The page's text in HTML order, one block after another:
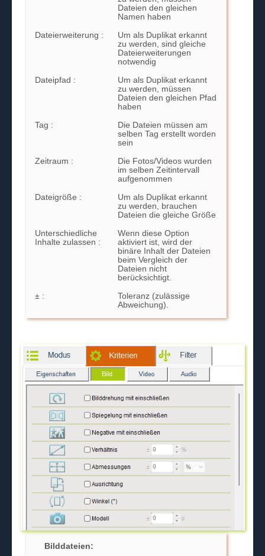
Dateien den gleichen
Namen haben
Dateierweiterung :
Um als Duplikat erkannt
zu werden, sind gleiche
Dateierweiterungen
notwendig
Dateipfad :
Um als Duplikat erkannt
zu werden, müssen
Dateien den gleichen Pfad
haben
Tag :
Die Dateien müssen am
selben Tag erstellt worden
sein
Zeitraum :
Die Fotos/Videos wurden
im selben Zeitintervall
aufgenommen
Dateigröße :
Um als Duplikat erkannt
zu werden, brauchen
Dateien die gleiche Größe
Unterschiedliche
Inhalte zulassen :
Wenn diese Option
aktiviert ist, wird der
binäre Inhalt der Dateien
beim Vergleich der
Dateien nicht
berücksichtigt.
± :
Toleranz (zulässige
Abweichung).
Bilddateien: